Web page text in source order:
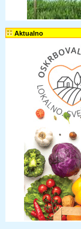
Aktualno